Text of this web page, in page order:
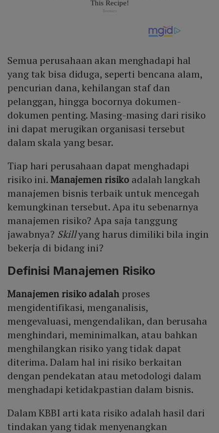
Semua perusahaan akan menghadapi hal
yang tak bisa diduga, seperti bencana alam,
pencurian dana, kehilangan staf dan
pelanggan, hingga bocornya dokumen-
dokumen penting. Masing-masing dari risiko
ini dapat merugikan organisasi tersebut
dalam skala yang besar.
Tiap hari perusahaan dapat menghadapi
risiko ini.Manajemen risiko adalah langkah
manajemen bisnis terbaik untuk mencegah
kemungkinan tersebut. Apa itu sebenarnya
manajemen risiko? Apa saja tanggung
jawabnya? Skillyang harus dimiliki bila ingin
bekerja di bidang ini?
Definisi Manajemen Risiko
Manajemen risiko adalahproses
mengidentifikasi, menganalisis,
mengevaluasi, mengendalikan, dan berusaha
menghindari, meminimalkan, atau bahkan
menghilangkan risiko yang tidak dapat
diterima. Dalam hal ini risiko berkaitan
dengan pendekatan atau metodologi dalam
menghadapi ketidakpastian dalam bisnis.
Dalam KBBI arti kata risiko adalah hasil dari
tindakan yang tidak menyenangkan